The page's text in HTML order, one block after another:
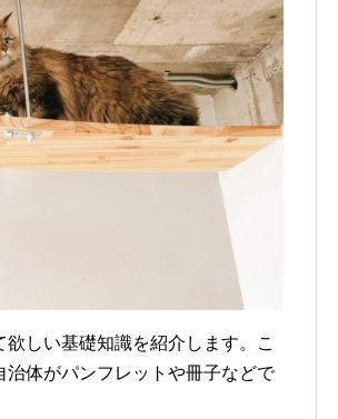
しい基礎知識を紹介します。こ
体がパンフレットや冊子などで